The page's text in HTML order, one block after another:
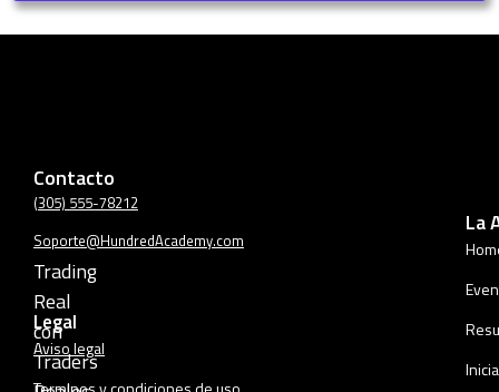
Trading
Real
con
Traders
Contacto
(305) 555-78212
Soporte@HundredAcademy.com
Legal
Aviso legal
La